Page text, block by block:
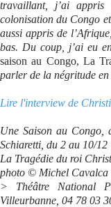
travaillant, j’ai appris
colonisation du Congo
aussi appris de
bas. Du coup, j’ai eu
saison au Congo, La
parler de la négritude
Lire l'interview de
Une Saison au Congo,
Schiaretti, du 2 au 10/12
La Tragédie du roi
photo © Michel Cavalca
> Théâtre National
Villeurbanne, 04 78 03